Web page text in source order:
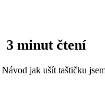
3 minut čtení
jak ušít taštičku